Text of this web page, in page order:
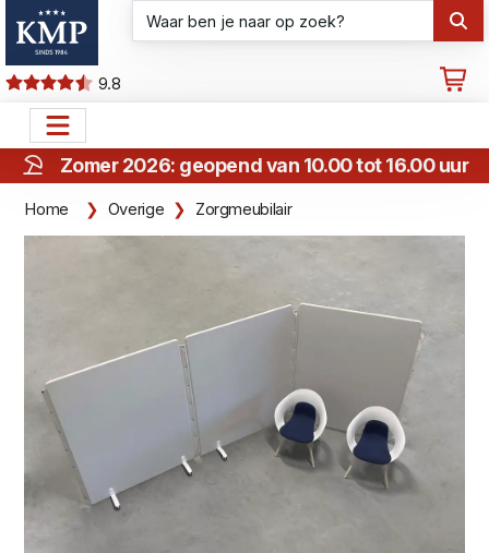
9.8
Zomer 2026: geopend van 10.00 tot 16.00 uur
Home Overige Zorgmeubilair